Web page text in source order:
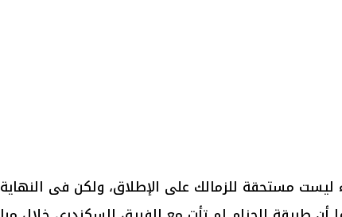
ليست مستحقة للزمالك على الإطلاق، ولكن فى